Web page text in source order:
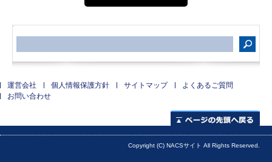
イ
検
運営会社 個人情報保護方針 サイトマップ
よくあるご質問
お問い合わせ
ページの先頭へ
Copyright (C) NACSサイト All Rights Reserved.